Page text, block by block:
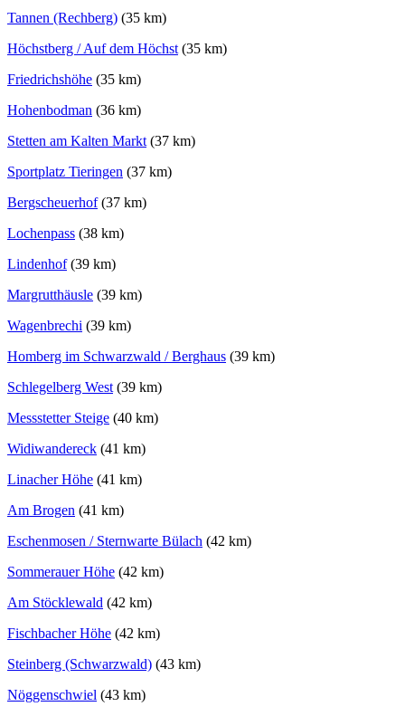
Tannen (Rechberg) (35 km)
Höchstberg / Auf dem Höchst(35 km)
Friedrichshöhe (35 km)
Hohenbodman (36 km)
Stetten am Kalten Markt(37 km)
Sportplatz Tieringen (37 km)
Bergscheuerhof(37 km)
Lochenpass (38 km)
Lindenhof(39 km)
Margrutthäusle (39 km)
Wagenbrechi (39 km)
Homberg im Schwarzwald / Berghaus (39 km)
Schlegelberg West(39 km)
Messstetter Steige (40 km)
Widiwandereck (41 km)
Linacher Höhe (41 km)
Am Brogen (41 km)
Eschenmosen / Sternwarte Bülach (42 km)
Sommerauer Höhe (42 km)
Am Stöcklewald (42 km)
Fischbacher Höhe (42 km)
Steinberg (Schwarzwald) (43 km)
Nöggenschwiel (43 km)